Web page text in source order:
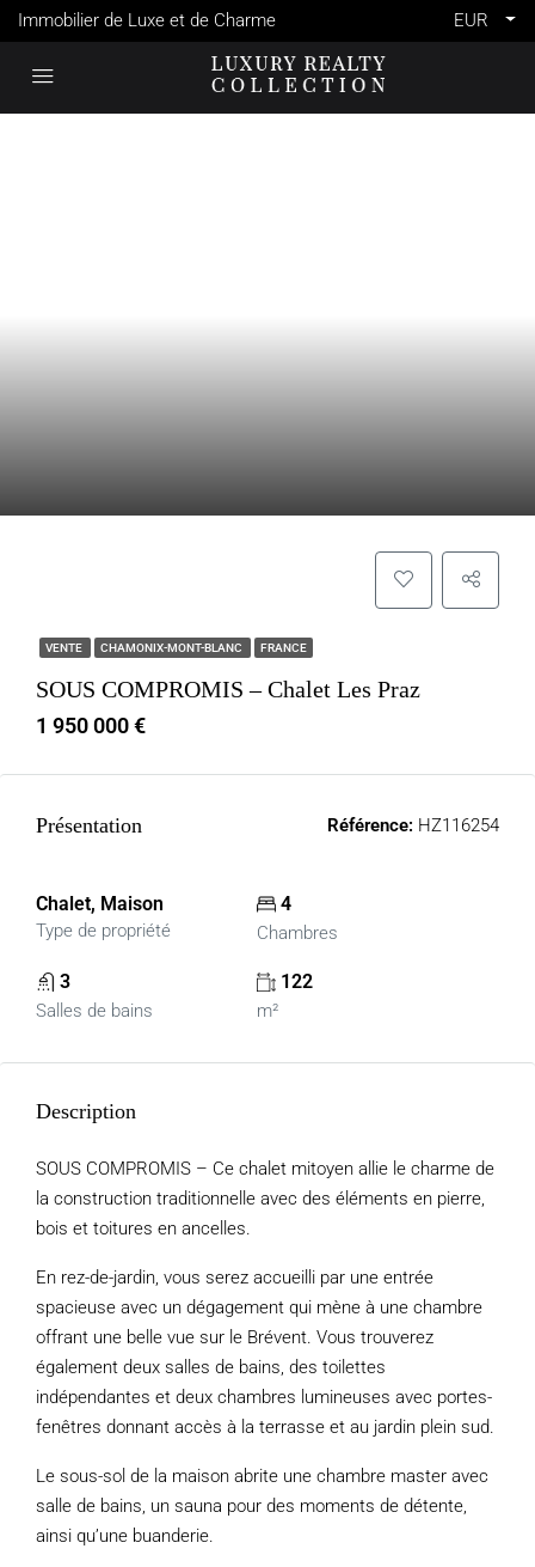
Immobilier de Luxe et de Charme EUR
VENTE CHAMONIX-MONT-BLANC FRANCE
SOUS COMPROMIS – Chalet Les Praz
1 950 000 €
Présentation Référence: HZ116254
Chalet, Maison
Type de propriété
4
Chambres
3
Salles de bains
122
m²
Description
SOUS COMPROMIS – Ce chalet mitoyen allie le charme de
la construction traditionnelle avec des éléments en pierre,
bois et toitures en ancelles.
En rez-de-jardin, vous serez accueilli par une entrée
spacieuse avec un dégagement qui mène à une chambre
offrant une belle vue sur le Brévent. Vous trouverez
également deux salles de bains, des toilettes
indépendantes et deux chambres lumineuses avec portes-
fenêtres donnant accès à la terrasse et au jardin plein sud.
Le sous-sol de la maison abrite une chambre master avec
salle de bains, un sauna pour des moments de détente,
ainsi qu’une buanderie.